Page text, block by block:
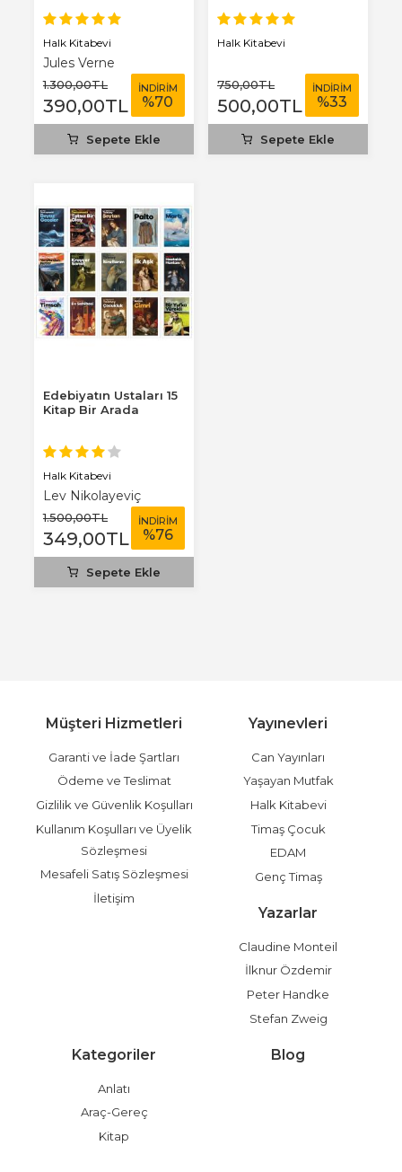
Halk Kitabevi
Jules Verne
1.300,00TL
390,00TL
İNDİRİM
%70
Sepete Ekle
Halk Kitabevi
750,00TL
500,00TL
İNDİRİM
%33
Sepete Ekle
Edebiyatın Ustaları 15
Kitap Bir Arada
Halk Kitabevi
Lev Nikolayeviç
Tolstoy
1.500,00TL
349,00TL
İNDİRİM
%76
Sepete Ekle
Müşteri Hizmetleri
Garanti ve İade Şartları
Ödeme ve Teslimat
Gizlilik ve Güvenlik Koşulları
Kullanım Koşulları ve Üyelik
Sözleşmesi
Mesafeli Satış Sözleşmesi
İletişim
Yayınevleri
Can Yayınları
Yaşayan Mutfak
Halk Kitabevi
Timaş Çocuk
EDAM
Genç Timaş
Yazarlar
Claudine Monteil
İlknur Özdemir
Peter Handke
Stefan Zweig
Kategoriler
Anlatı
Araç-Gereç
Kitap
Blog